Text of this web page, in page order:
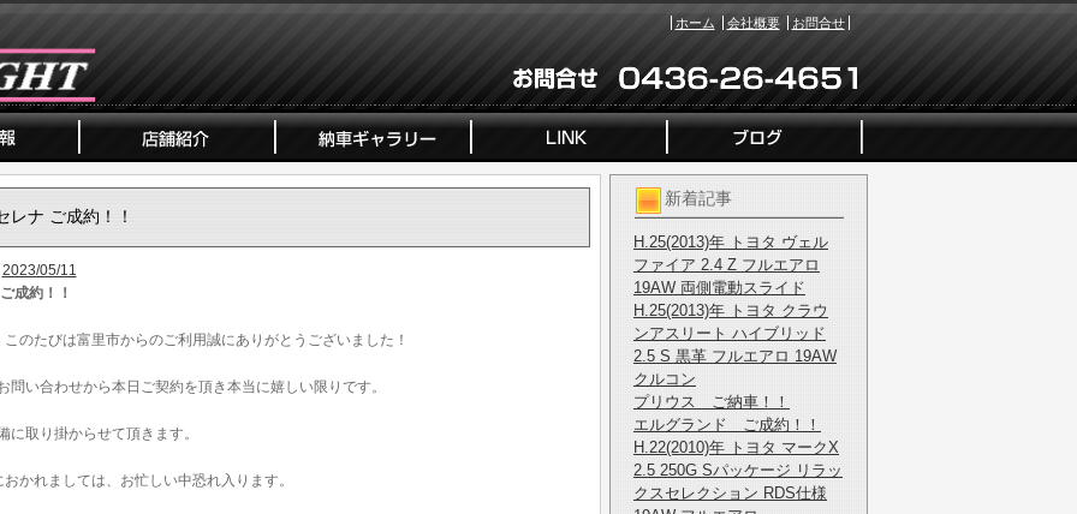
ホーム 会社概要 お問合せ
新着記事
H.25(2013)年 トヨタ ヴェル
ファイア 2.4 Z フルエアロ
19AW 両側電動スライド
H.25(2013)年 トヨタ クラウ
ンアスリート ハイブリッド
2.5 S 黒革 フルエアロ 19AW
クルコン
プリウス ご納車！！
エルグランド ご成約！！
H.22(2010)年 トヨタ マークX
2.5 250G Sパッケージ リラッ
クスセレクション RDS仕様
レナ ご成約！！
2023/05/11
成約！！
このたびは富里市からのご利用誠にありがとうございました！
問い合わせから本日ご契約を頂き本当に嬉しい限りです。
に取り掛からせて頂きます。
かれましては、お忙しい中恐れ入ります。